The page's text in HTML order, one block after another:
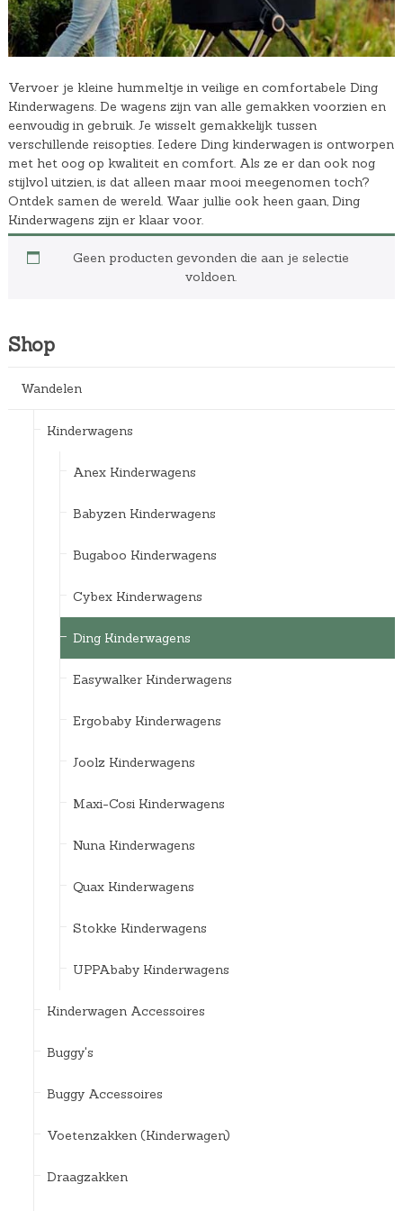
Vervoer je kleine hummeltje in veilige en comfortabele Ding
Kinderwagens. De wagens zijn van alle gemakken voorzien en
eenvoudig in gebruik. Je wisselt gemakkelijk tussen
verschillende reisopties. Iedere Ding kinderwagen is ontworpen
met het oog op kwaliteit en comfort. Als ze er dan ook nog
stijlvol uitzien, is dat alleen maar mooi meegenomen toch?
Ontdek samen de wereld. Waar jullie ook heen gaan, Ding
Kinderwagens zijn er klaar voor.
Geen producten gevonden die aan je selectie
voldoen.
Shop
Wandelen
Kinderwagens
Anex Kinderwagens
Babyzen Kinderwagens
Bugaboo Kinderwagens
Cybex Kinderwagens
Ding Kinderwagens
Easywalker Kinderwagens
Ergobaby Kinderwagens
Joolz Kinderwagens
Maxi-Cosi Kinderwagens
Nuna Kinderwagens
Quax Kinderwagens
Stokke Kinderwagens
UPPAbaby Kinderwagens
Kinderwagen Accessoires
Buggy's
Buggy Accessoires
Voetenzakken (Kinderwagen)
Draagzakken